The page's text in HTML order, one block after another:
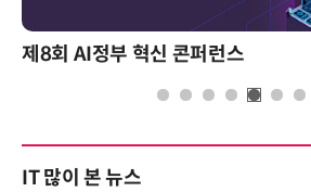
제8회 AI정부 혁신 콘퍼런스
IT 많이 본 뉴스